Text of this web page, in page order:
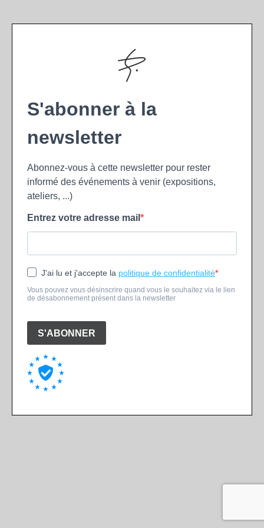
S'abonner à la
newsletter
Abonnez-vous à cette newsletter pour rester
informé des événements à venir (expositions,
ateliers, ...)
Entrez votre adresse mail
J'ai lu et j'accepte la politique de confidentialité
Vous pouvez vous désinscrire quand vous le souhaitez via le lien
de désabonnement présent dans la newsletter
S'ABONNER